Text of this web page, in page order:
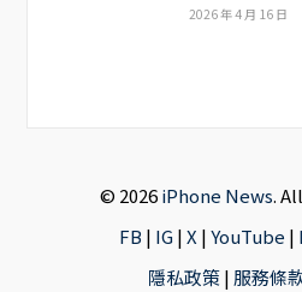
2026 年 4 月 16 日
© 2026iPhone News.
FB | IG|X|YouTube |
隱私政策|服務條